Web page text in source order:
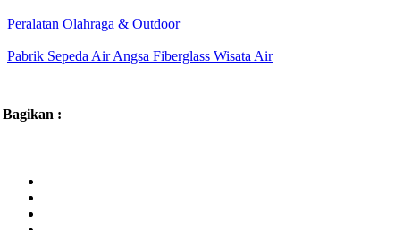
Peralatan Olahraga & Outdoor
Pabrik Sepeda Air Angsa Fiberglass Wisata Air
Bagikan :